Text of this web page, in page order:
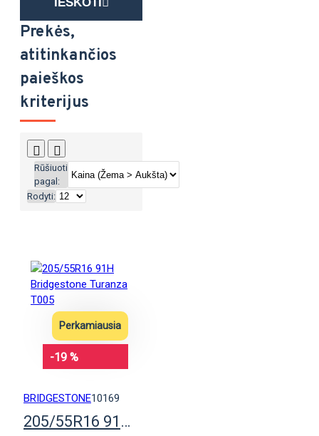
Prekės,
atitinkančios
paieškos
kriterijus
Rūšiuoti
pagal:
Rodyti:
Perkamiausia
-19 %
BRIDGESTONE10169
205/55R16 91H Bridgestone Turanza T005